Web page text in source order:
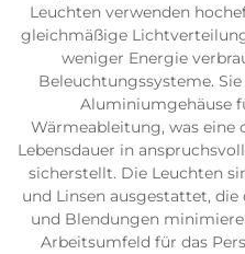
Leuchten verwenden
gleichmäßige
weniger Energie
Beleuchtungssysteme.
Aluminiumgehäuse
Wärmeableitung, was
Lebensdauer in
sicherstellt. Die Leuchten
und Linsen ausgestattet,
und Blendungen
Arbeitsumfeld für das